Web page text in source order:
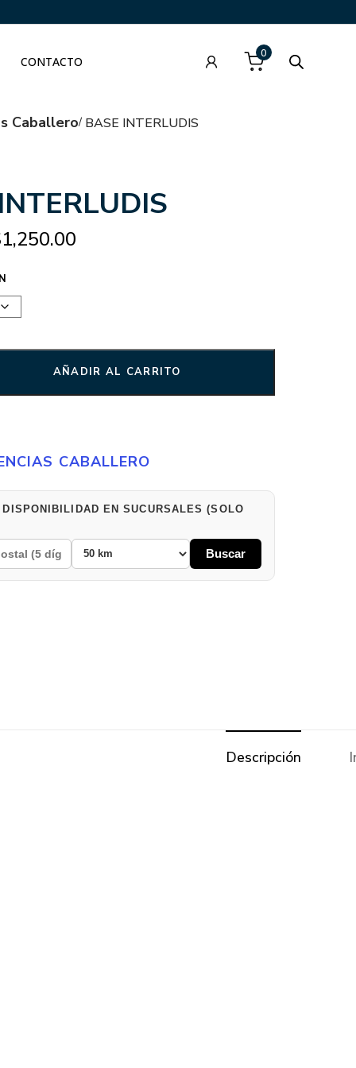
CONTACTO
0
Caballero BASE INTERLUDIS
1,250.00
AÑADIR AL CARRITO
CABALLERO
EN SUCURSALES (SOLO
Buscar
Descripción